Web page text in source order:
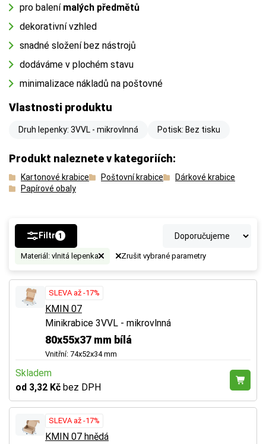
pro balení malých předmětů
dekorativní vzhled
snadné složení bez nástrojů
dodáváme v plochém stavu
minimalizace nákladů na poštovné
Vlastnosti produktu
Druh lepenky: 3VVL - mikrovlnná Potisk: Bez tisku
Produkt naleznete v kategoriích:
Kartonové krabice Poštovní krabice
Dárkové krabice
Papírové obaly
Filtr 1
Materiál: vlnitá lepenka Zrušit vybrané parametry
SLEVA až -17%
KMIN 07
Minikrabice 3VVL - mikrovlnná
80x55x37 mm bílá
Vnitřní: 74x52x34 mm
Skladem
od 3,32 Kč bez DPH
SLEVA až -17%
KMIN 07 hnědá